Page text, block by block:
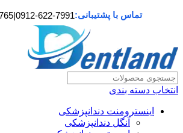
تماس با پشتیبانی:0912-622-7991
|
انتخاب دسته بندی
اینسترومنت دندانپزشکی
آنگل دندانپزشکی